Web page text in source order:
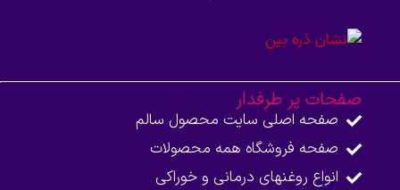
صفحات پر طرفدار
صفحه اصلی سایت محصول سالم
صفحه فروشگاه همه محصولات​
انواع روغنهای درمانی و خوراکی